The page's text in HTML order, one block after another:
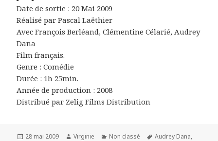
Date de sortie : 20 Mai 2009
Réalisé par Pascal Laëthier
Avec François Berléand, Clémentine Célarié, Audrey
Dana
Film français.
Genre : Comédie
Durée : 1h 25min.
Année de production : 2008
Distribué par Zelig Films Distribution
Publié
28 mai 2009 Auteur
Virginie Catégories
Non classé
Mots-
Audrey Dana,